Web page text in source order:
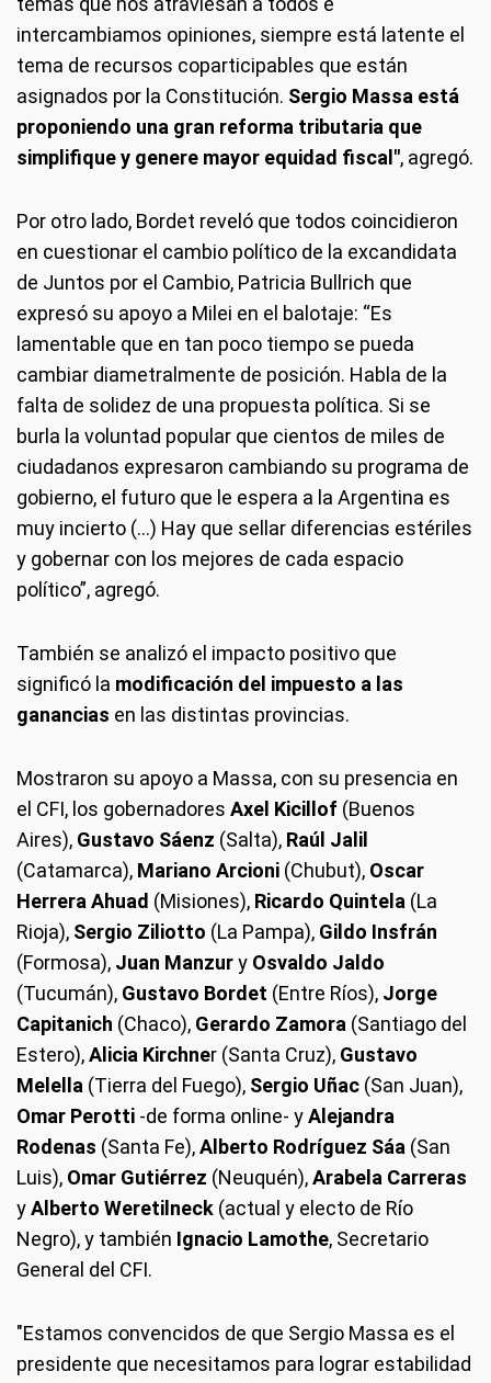
intercambiamos opiniones, siempre está latente el
tema de recursos coparticipables que están
asignados por la Constitución. Sergio Massa está
proponiendo una gran reforma tributaria que
simplifique y genere mayor equidad fiscal", agregó.
Por otro lado, Bordet reveló que todos coincidieron
en cuestionar el cambio político de la excandidata
de Juntos por el Cambio, Patricia Bullrich que
expresó su apoyo a Milei en el balotaje: “Es
lamentable que en tan poco tiempo se pueda
cambiar diametralmente de posición. Habla de la
falta de solidez de una propuesta política. Si se
burla la voluntad popular que cientos de miles de
ciudadanos expresaron cambiando su programa de
gobierno, el futuro que le espera a la Argentina es
muy incierto (…) Hay que sellar diferencias estériles
y gobernar con los mejores de cada espacio
político”, agregó.
También se analizó el impacto positivo que
significó la modificación del impuesto a las
ganancias en las distintas provincias.
Mostraron su apoyo a Massa, con su presencia en
el CFI, los gobernadores Axel Kicillof (Buenos
Aires), Gustavo Sáenz (Salta), Raúl Jalil
(Catamarca), Mariano Arcioni (Chubut), Oscar
Herrera Ahuad (Misiones), Ricardo Quintela (La
Rioja), Sergio Ziliotto (La Pampa), Gildo Insfrán
(Formosa), Juan Manzury Osvaldo Jaldo
(Tucumán), Gustavo Bordet (Entre Ríos), Jorge
Capitanich (Chaco), Gerardo Zamora (Santiago del
Estero),Alicia Kirchner (Santa Cruz), Gustavo
Melella (Tierra del Fuego), Sergio Uñac (San Juan),
Omar Perotti -de forma online- yAlejandra
Rodenas (Santa Fe),Alberto Rodríguez Sáa (San
Luis), Omar Gutiérrez (Neuquén),Arabela Carreras
yAlberto Weretilneck (actual y electo de Río
Negro), y también Ignacio Lamothe, Secretario
General del CFI.
"Estamos convencidos de que Sergio Massa es el
presidente que necesitamos para lograr estabilidad